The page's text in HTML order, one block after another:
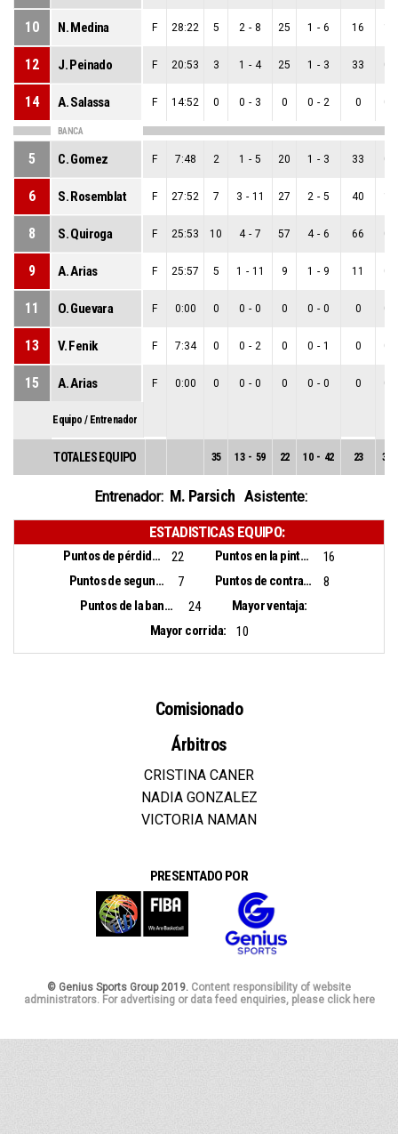
10 N. Medina F 28:22 5 2 - 8 25 1 - 6 16 1
12 J. Peinado F 20:53 3 1 - 4 25 1 - 3 33 0
14 A. Salassa F 14:52 0 0 - 3 0 0 - 2 0 0
BANCA
5 C. Gomez F 7:48 2 1 - 5 20 1 - 3 33 0
6 S. Rosemblat F 27:52 7 3 - 11 27 2 - 5 40 1
8 S. Quiroga F 25:53 10 4 - 7 57 4 - 6 66 0
9 A. Arias F 25:57 5 1 - 11 9 1 - 9 11 0
11 O. Guevara F 0:00 0 0 - 0 0 0 - 0 0 0
13 V. Fenik F 7:34 0 0 - 2 0 0 - 1 0 0
15 A. Arias F 0:00 0 0 - 0 0 0 - 0 0 0
Equipo / Entrenador
TOTALES EQUIPO 35 13 - 59 22 10 - 42 23 3
Entrenador: M. Parsich Asistente:
ESTADISTICAS EQUIPO:
Puntos de pérdidas: 22 Puntos en la pintura:
16
Puntos de segunda oportunidad:
7 Puntos de contra ataque:
8
Puntos de la banca:
24
Mayor ventaja:
Mayor corrida:
10
Comisionado
Árbitros
CRISTINA CANER
NADIA GONZALEZ
VICTORIA NAMAN
PRESENTADO POR
© Genius Sports Group 2019. Content responsibility of website
administrators. For advertising or data feed enquiries, please click here